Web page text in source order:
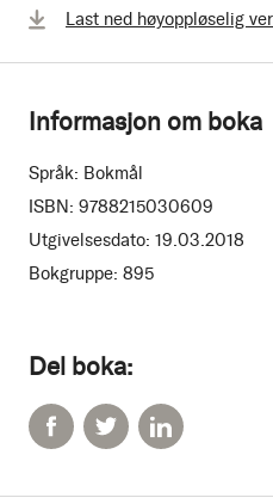
Del boka:
Last ned høyoppløselig
Informasjon om boka
Språk: Bokmål
ISBN: 9788215030609
Utgivelsesdato: 19.03.2018
Bokgruppe: 895